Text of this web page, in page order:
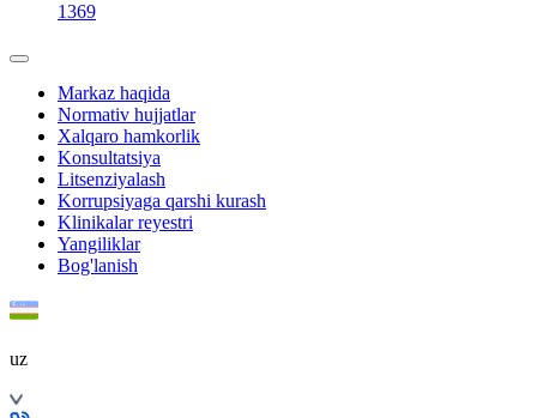
1369
Markaz haqida
Normativ hujjatlar
Xalqaro hamkorlik
Konsultatsiya
Litsenziyalash
Korrupsiyaga qarshi kurash
Klinikalar reyestri
Yangiliklar
Bog'lanish
uz